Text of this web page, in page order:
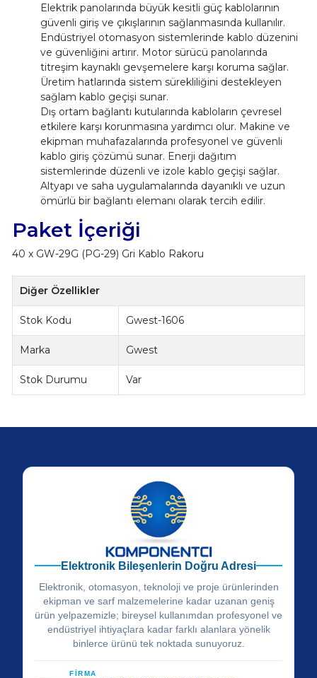
Elektrik panolarında büyük kesitli güç kablolarının
güvenli giriş ve çıkışlarının sağlanmasında kullanılır.
Endüstriyel otomasyon sistemlerinde kablo düzenini
ve güvenliğini artırır. Motor sürücü panolarında
titreşim kaynaklı gevşemelere karşı koruma sağlar.
Üretim hatlarında sistem sürekliliğini destekleyen
sağlam kablo geçişi sunar.
Dış ortam bağlantı kutularında kabloların çevresel
etkilere karşı korunmasına yardımcı olur. Makine ve
ekipman muhafazalarında profesyonel ve güvenli
kablo giriş çözümü sunar. Enerji dağıtım
sistemlerinde düzenli ve izole kablo geçişi sağlar.
Altyapı ve saha uygulamalarında dayanıklı ve uzun
ömürlü bir bağlantı elemanı olarak tercih edilir.
Paket İçeriği
40 x GW-29G (PG-29) Gri Kablo Rakoru
Diğer Özellikler
Stok Kodu Gwest-1606
Marka Gwest
Stok Durumu Var
Elektronik Bileşenlerin Doğru Adresi
Elektronik, otomasyon, teknoloji ve proje ürünlerinden
ekipman ve sarf malzemelerine kadar uzanan geniş
ürün yelpazemizle; bireysel kullanımdan profesyonel ve
endüstriyel ihtiyaçlara kadar farklı alanlara yönelik
binlerce ürünü tek noktada sunuyoruz.
FİRMA